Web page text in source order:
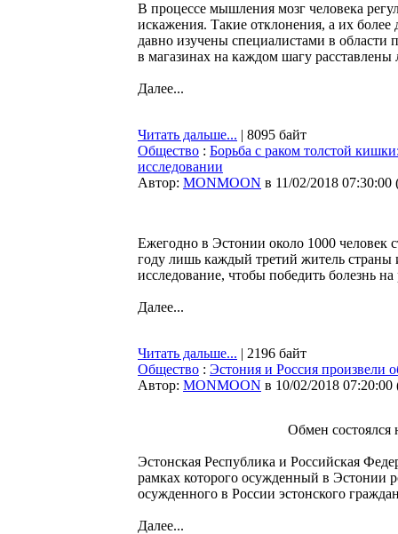
В процессе мышления мозг человека
искажения. Такие отклонения, а их
давно изучены специалистами в области
в магазинах на каждом шагу
Далее...
Читать дальше... | 8095 байт
Общество : Борьба с раком толстой
исследовании
Автор: MONMOON в 11/02/2018 07:30:00
Ежегодно в Эстонии около 1000 человек
году лишь каждый третий житель страны
исследование, чтобы победить болезнь
Далее...
Читать дальше... | 2196 байт
Общество : Эстония и Россия
Автор: MONMOON в 10/02/2018 07:20:00
Обмен состоялся
Эстонская Республика и Российская
рамках которого осужденный в Эстонии
осужденного в России эстонского
Далее...